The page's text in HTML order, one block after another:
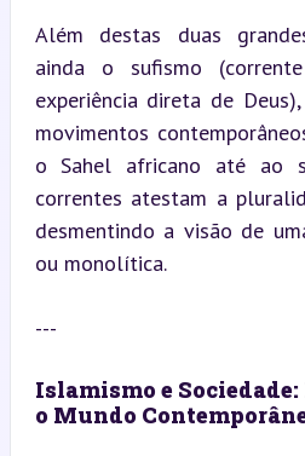
Além destas duas
ainda o sufismo
experiência direta de
movimentos
o Sahel africano até ao
correntes atestam a
desmentindo a visão de
ou monolítica.
---
Islamismo e
o Mundo